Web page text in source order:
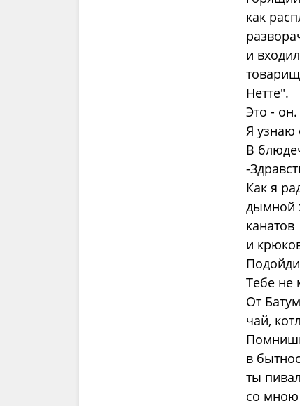
как
и входил
Нетте".
Это - он.
Я узнаю
В
-
Как я
дымной
канатов
и
Тебе не
От
чай,
в
ты
со мною